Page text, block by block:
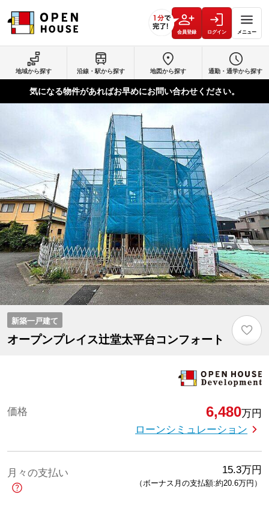
会員登録 ログイン メニュー
地域から探す 沿線・駅から探す 地図から探す 通勤・通学から探す
気になる物件があればお早めにお問い合わせください。
新築一戸建て
オープンプレイス辻堂太平台コンフォート
♡
価格 6,480万円
ローンシミュレーション
月々の支払い 15.3万円
（ボーナス月の支払額:約20.6万円 ）